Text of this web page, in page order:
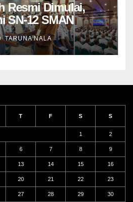
Resmi Dimulai,
SN-12 SMAN
Timur Siap
Ajaran Baru
TARUNA NALA
T F S S
1 2
6 7 8 9
13 14 15 16
20 21 22 23
27 28 29 30